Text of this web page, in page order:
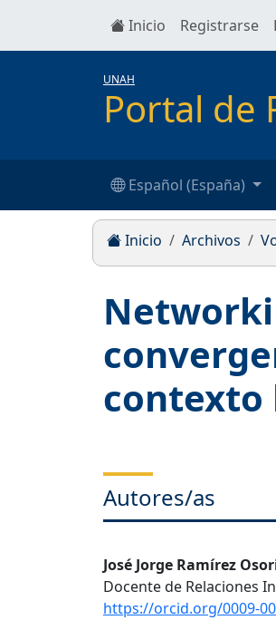
Inicio Registrarse
UNAH
Portal de
Español (España)
Inicio Archivos
contexto
Autores/as
José Jorge Ramírez
Docente de Relaciones
https://orcid.org/0009-